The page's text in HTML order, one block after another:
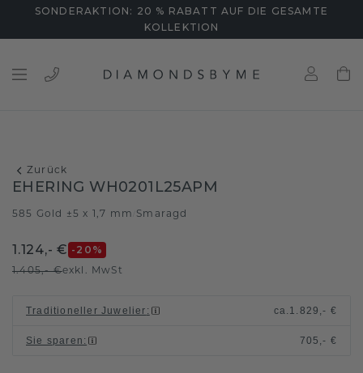
SONDERAKTION: 20 % RABATT AUF DIE GESAMTE
KOLLEKTION
Zurück
EHERING WH0201L25APM
585 Gold ±5 x 1,7 mm Smaragd
1.124,- € -20 %
1.405,- €exkl. MwSt
Traditioneller Juwelier : ca. 1.829,- €
Sie sparen : 705,- €